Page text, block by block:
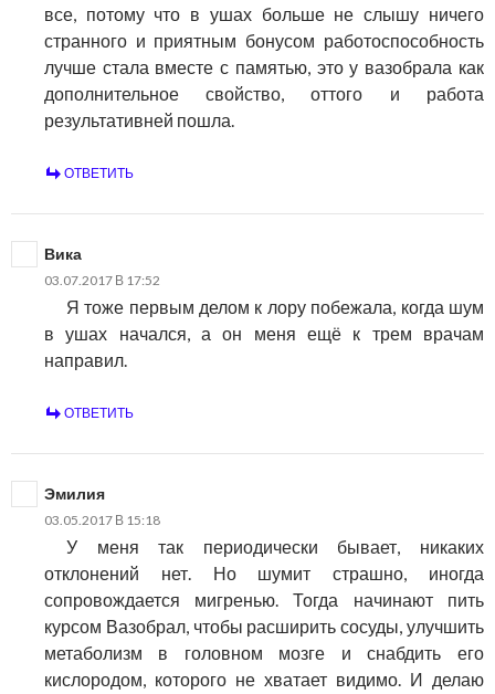
все, потому что в ушах больше не слышу ничего
странного и приятным бонусом работоспособность
лучше стала вместе с памятью, это у вазобрала как
дополнительное свойство, оттого и работа
результативней пошла.
ОТВЕТИТЬ
Вика
03.07.2017 В 17:52
Я тоже первым делом к лору побежала, когда шум
в ушах начался, а он меня ещё к трем врачам
направил.
ОТВЕТИТЬ
Эмилия
03.05.2017 В 15:18
У меня так периодически бывает, никаких
отклонений нет. Но шумит страшно, иногда
сопровождается мигренью. Тогда начинают пить
курсом Вазобрал, чтобы расширить сосуды, улучшить
метаболизм в головном мозге и снабдить его
кислородом, которого не хватает видимо. И делаю